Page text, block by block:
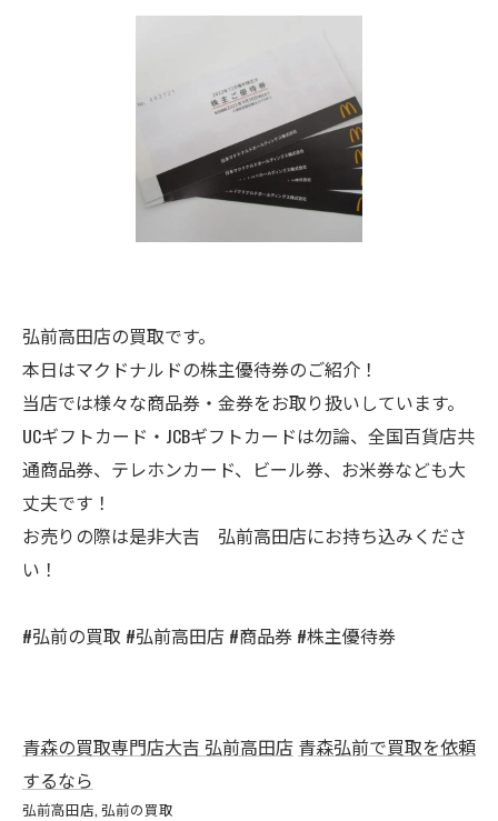
弘前高田店の買取です。
本日はマクドナルドの株主優待券のご紹介！
当店では様々な商品券・金券をお取り扱いしています。
UCギフトカード・JCBギフトカードは勿論、全国百貨店共
通商品券、テレホンカード、ビール券、お米券なども大
丈夫です！
お売りの際は是非大吉 弘前高田店にお持ち込みくださ
い！
#弘前の買取 #弘前高田店 #商品券 #株主優待券
青森の買取専門店大吉 弘前高田店 青森弘前で買取を依頼
するなら
弘前高田店 弘前の買取